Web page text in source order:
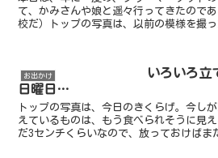
て、かみさんや娘と遥々行ってきたので
校だ）トップの写真は、以前の模様を撮
お出かけ
いろいろ立
日曜日…
トップの写真は、今日のきくらげ。今し
えているものは、もう食べられそうに見
だ3センチくらいなので、放っておけばま